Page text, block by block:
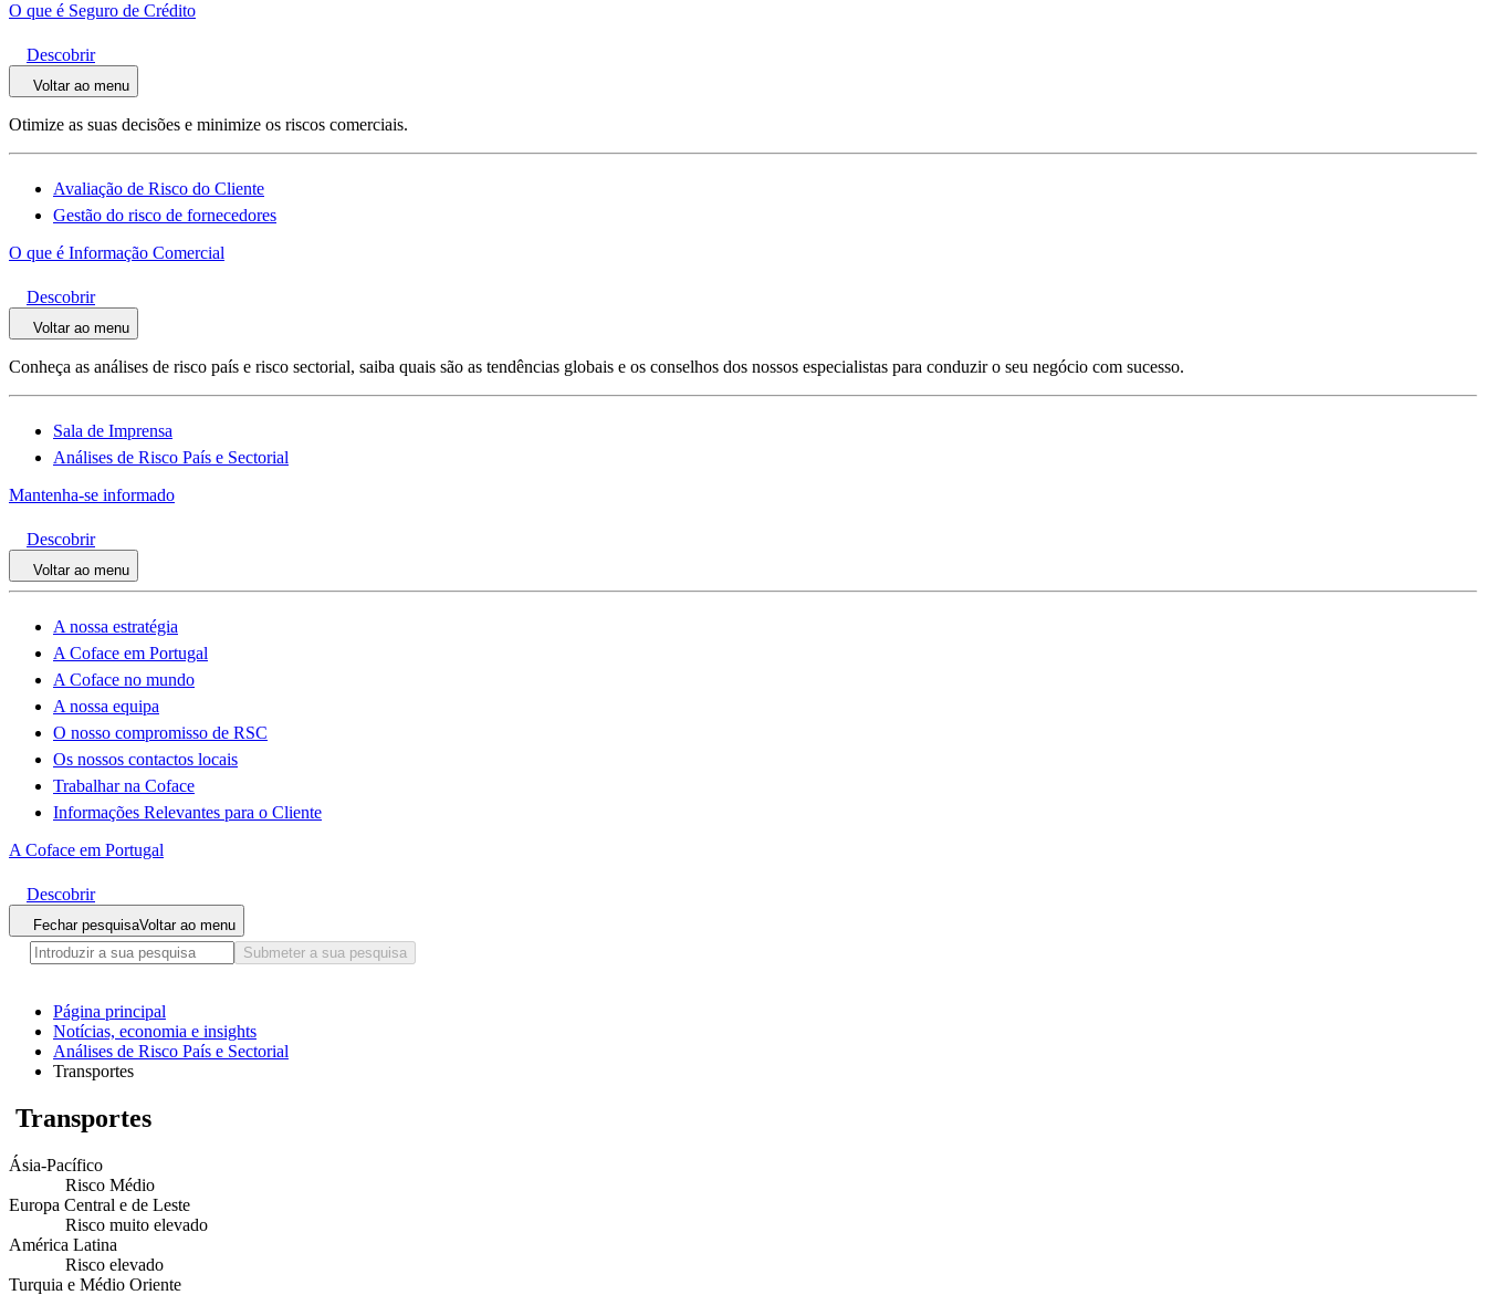
O que é Seguro de Crédito
Descobrir
Voltar ao menu
Otimize as suas decisões e minimize os riscos comerciais.
Avaliação de Risco do Cliente
Gestão do risco de fornecedores
O que é Informação Comercial
Descobrir
Voltar ao menu
Conheça as análises de risco país e risco sectorial, saiba quais são as tendências globais e os conselhos dos nossos especialistas para conduzir o seu negócio com sucesso.
Sala de Imprensa
Análises de Risco País e Sectorial
Mantenha-se informado
Descobrir
Voltar ao menu
A nossa estratégia
A Coface em Portugal
A Coface no mundo
A nossa equipa
O nosso compromisso de RSC
Os nossos contactos locais
Trabalhar na Coface
Informações Relevantes para o Cliente
A Coface em Portugal
Descobrir
Fechar pesquisaVoltar ao menu
Submeter a sua pesquisa
Página principal
Notícias, economia e insights
Análises de Risco País e Sectorial
Transportes
Transportes
Ásia-Pacífico
Risco Médio
Europa Central e de Leste
Risco muito elevado
América Latina
Risco elevado
Turquia e Médio Oriente